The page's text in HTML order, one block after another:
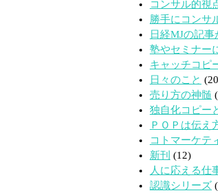
コンサル的視
勝手にコンサ
日経MJの記事
塾やセミナー
キャッチコピ
日々のこと
売り方の神髄
独自化コピー
ＰＯＰは伝え
コトマーケテ
新刊 (12)
人に応える仕
認識シリーズ